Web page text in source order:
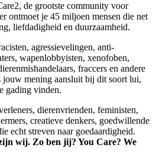
de grootste community voor
ontmoet je 45 miljoen mensen die net
liefdadigheid en duurzaamheid.
agressievelingen, anti-
wapenlobbyisten, xenofoben,
fraccers en andere
mening aansluit bij dit soort lui,
gading vinden.
dierenvrienden, feministen,
creatieve denkers, goedwillende
echt streven naar goedaardigheid.
wij. Zo ben jij? You Care? We